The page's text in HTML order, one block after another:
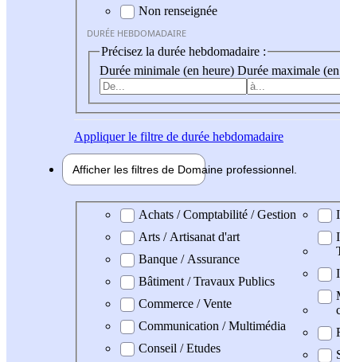
Non renseignée
DURÉE HEBDOMADAIRE
Précisez la durée hebdomadaire :
Durée minimale (en heure) Durée maximale
Appliquerle filtre de durée hebdomadaire
Afficher les filtres de Domaine professionnel
Domaine professionel
Achats / Comptabilité / Gestion
Arts / Artisanat d'art
Banque / Assurance
Bâtiment / Travaux Publics
Commerce / Vente
Communication / Multimédia
Conseil / Etudes